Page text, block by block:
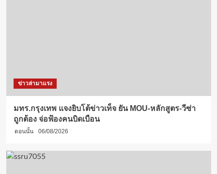
ข่าวล่ามาแรง
มทร.กรุงเทพ แจงยิบโต้ข่าวเท็จ ยัน MOU-หลักสูตร-วีซ่า
ถูกต้อง จ่อฟ้องคนบิดเบือน
ตอนนั้น 06/08/2026